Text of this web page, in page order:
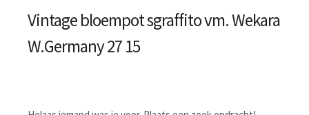
Vintage bloempot sgraffito vm. Wekara
W.Germany 27 15